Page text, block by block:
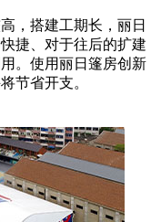
，搭建工期长，丽日
捷、对于往后的扩建
。使用丽日篷房创新
节省开支。